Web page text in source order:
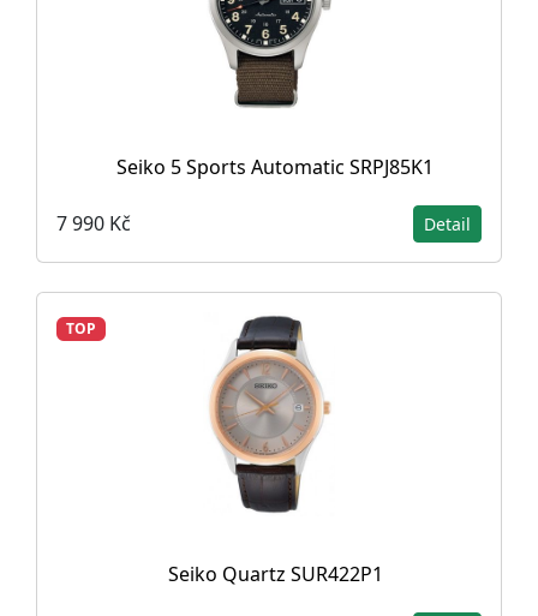
Seiko 5 Sports Automatic SRPJ85K1
7 990 Kč Detail
TOP
Seiko Quartz SUR422P1